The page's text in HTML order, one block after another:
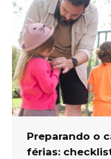
Preparando o
férias: